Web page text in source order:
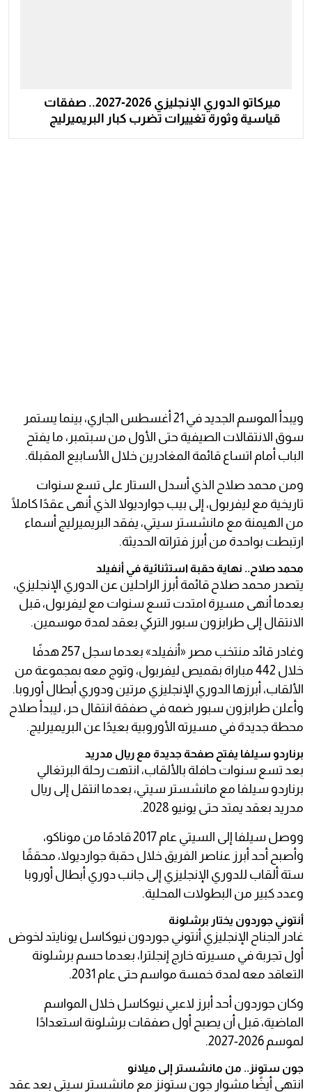
ميركاتو الدوري الإنجليزي 2026-2027.. صفقات
قياسية وثورة تغييرات تضرب كبار البريميرليج
ويبدأ الموسم الجديد في 21 أغسطس الجاري، بينما يستمر
سوق الانتقالات الصيفية حتى الأول من سبتمبر، ما يفتح
الباب أمام اتساع قائمة المغادرين خلال الأسابيع المقبلة.
ومن محمد صلاح الذي أسدل الستار على تسع سنوات
تاريخية مع ليفربول، إلى بيب جوارديولا الذي أنهى عقدًا كاملًا
من الهيمنة مع مانشستر سيتي، يفقد البريميرليج أسماء
ارتبطت بواحدة من أبرز فتراته الحديثة.
محمد صلاح.. نهاية حقبة استثنائية في أنفيلد
يتصدر محمد صلاح قائمة أبرز الراحلين عن الدوري الإنجليزي،
بعدما أنهى مسيرة امتدت تسع سنوات مع ليفربول، قبل
الانتقال إلى طرابزون سبور التركي بعقد لمدة موسمين.
وغادر قائد منتخب مصر «أنفيلد» بعدما سجل 257 هدفًا
خلال 442 مباراة بقميص ليفربول، وتوج معه بمجموعة من
الألقاب، أبرزها الدوري الإنجليزي مرتين ودوري أبطال أوروبا.
وأعلن طرابزون سبور ضمه في صفقة انتقال حر، ليبدأ صلاح
محطة جديدة في مسيرته الأوروبية بعيدًا عن البريميرليج.
برناردو سيلفا يفتح صفحة جديدة مع ريال مدريد
بعد تسع سنوات حافلة بالألقاب، انتهت رحلة البرتغالي
برناردو سيلفا مع مانشستر سيتي، بعدما انتقل إلى ريال
مدريد بعقد يمتد حتى يونيو 2028.
ووصل سيلفا إلى السيتي عام 2017 قادمًا من موناكو،
وأصبح أحد أبرز عناصر الفريق خلال حقبة جوارديولا، محققًا
ستة ألقاب للدوري الإنجليزي إلى جانب دوري أبطال أوروبا
وعدد كبير من البطولات المحلية.
أنتوني جوردون يختار برشلونة
غادر الجناح الإنجليزي أنتوني جوردون نيوكاسل يونايتد لخوض
أول تجربة في مسيرته خارج إنجلترا، بعدما حسم برشلونة
التعاقد معه لمدة خمسة مواسم حتى عام 2031.
وكان جوردون أحد أبرز لاعبي نيوكاسل خلال المواسم
الماضية، قبل أن يصبح أول صفقات برشلونة استعدادًا
لموسم 2026-2027.
جون ستونز.. من مانشستر إلى ميلانو
انتهى أيضًا مشوار جون ستونز مع مانشستر سيتي بعد عقد